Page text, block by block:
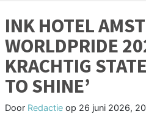
INK HOTEL
WORLDPRIDE
KRACHTIG
TO SHINE’
Door Redactie op 26 juni 2026,